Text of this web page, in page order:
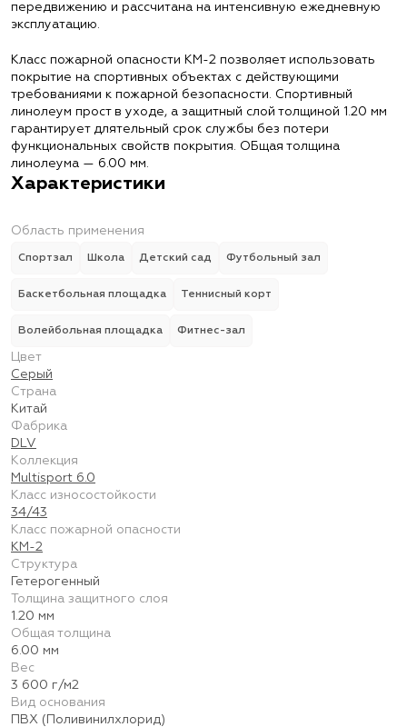
передвижению и рассчитана на интенсивную ежедневную
эксплуатацию.
Класс пожарной опасности КМ-2 позволяет использовать
покрытие на спортивных объектах с действующими
требованиями к пожарной безопасности. Спортивный
линолеум прост в уходе, а защитный слой толщиной 1.20 мм
гарантирует длятельный срок службы без потери
функциональных свойств покрытия. ОБщая толщина
линолеума — 6.00 мм.
Характеристики
Область применения
Спортзал Школа Детский сад Футбольный зал
Баскетбольная площадка Теннисный корт
Волейбольная площадка Фитнес-зал
Цвет
Серый
Страна
Китай
Фабрика
DLV
Коллекция
Multisport 6.0
Класс износостойкости
34/43
Класс пожарной опасности
КМ-2
Структура
Гетерогенный
Толщина защитного слоя
1.20 мм
Общая толщина
6.00 мм
Вес
3 600 г/м2
Вид основания
ПВХ (Поливинилхлорид)